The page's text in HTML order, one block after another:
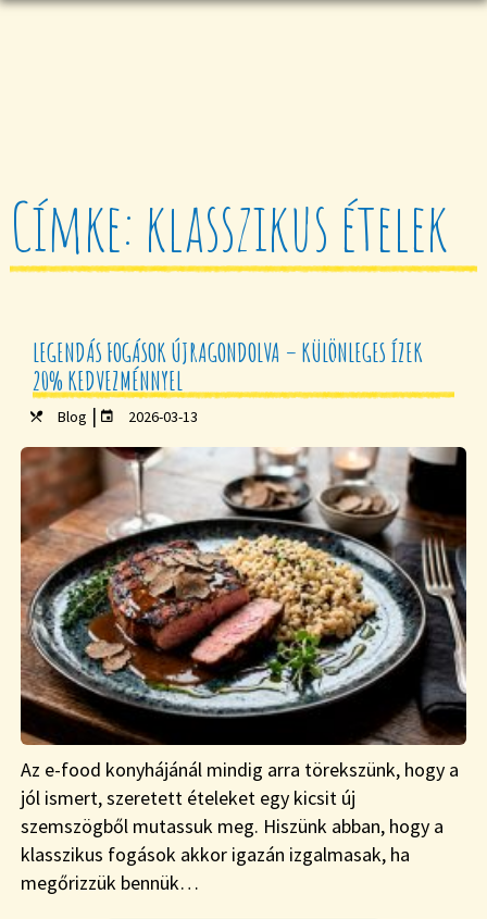
Címke: klasszikus ételek
LEGENDÁS FOGÁSOK ÚJRAGONDOLVA – KÜLÖNLEGES ÍZEK
20% KEDVEZMÉNNYEL
Blog | 2026-03-13
Az e-food konyhájánál mindig arra törekszünk, hogy a
jól ismert, szeretett ételeket egy kicsit új
szemszögből mutassuk meg. Hiszünk abban, hogy a
klasszikus fogások akkor igazán izgalmasak, ha
megőrizzük bennük…